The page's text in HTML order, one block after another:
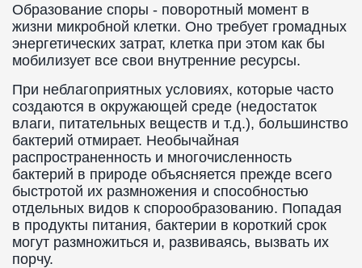
Образование споры - поворотный момент в
жизни микробной клетки. Оно требует громадных
энергетических затрат, клетка при этом как бы
мобилизует все свои внутренние ресурсы.
При неблагоприятных условиях, которые часто
создаются в окружающей среде (недостаток
влаги, питательных веществ и т.д.), большинство
бактерий отмирает. Необычайная
распространенность и многочисленность
бактерий в природе объясняется прежде всего
быстротой их размножения и способностью
отдельных видов к спорообразованию. Попадая
в продукты питания, бактерии в короткий срок
могут размножиться и, развиваясь, вызвать их
порчу.